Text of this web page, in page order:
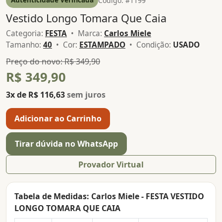
Vestido Longo Tomara Que Caia
Categoria: FESTA • Marca: Carlos Miele
Tamanho: 40 • Cor: ESTAMPADO • Condição: USADO
Preço do novo: R$ 349,90
R$ 349,90
3x de R$ 116,63sem juros
Adicionar ao Carrinho
Tirar dúvida no WhatsApp
Provador Virtual
Tabela de Medidas: Carlos Miele - FESTA VESTIDO
LONGO TOMARA QUE CAIA